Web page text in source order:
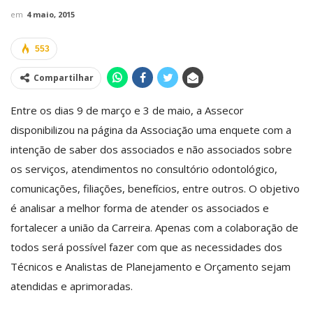
em 4 maio, 2015
553
Compartilhar
Entre os dias 9 de março e 3 de maio, a Assecor
disponibilizou na página da Associação uma enquete com a
intenção de saber dos associados e não associados sobre
os serviços, atendimentos no consultório odontológico,
comunicações, filiações, benefícios, entre outros. O objetivo
é analisar a melhor forma de atender os associados e
fortalecer a união da Carreira. Apenas com a colaboração de
todos será possível fazer com que as necessidades dos
Técnicos e Analistas de Planejamento e Orçamento sejam
atendidas e aprimoradas.